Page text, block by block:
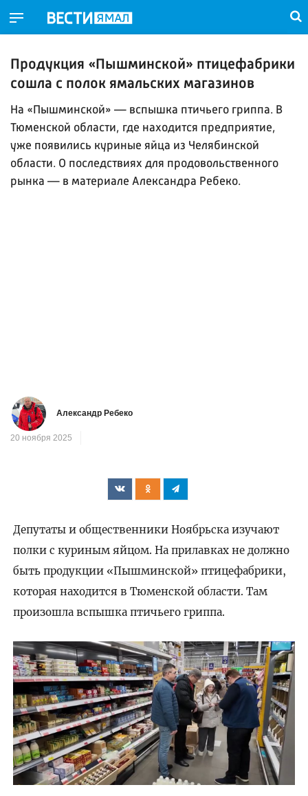
Продукция «Пышминской» птицефабрики
сошла с полок ямальских магазинов
На «Пышминской» — вспышка птичьего гриппа. В
Тюменской области, где находится предприятие,
уже появились куриные яйца из Челябинской
области. О последствиях для продовольственного
рынка — в материале Александра Ребеко.
Александр Ребеко
20 ноября 2025
Депутаты и общественники Ноябрьска изучают
полки с куриным яйцом. На прилавках не должно
быть продукции «Пышминской» птицефабрики,
которая находится в Тюменской области. Там
произошла вспышка птичьего гриппа.